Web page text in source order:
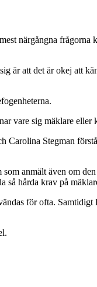
närgångna frågorna
är att det är okej att
vare sig mäklare eller
Carolina Stegman
anmält även om
så hårda krav på
för ofta.